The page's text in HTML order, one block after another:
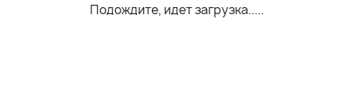
Подождите, идет загрузка.....